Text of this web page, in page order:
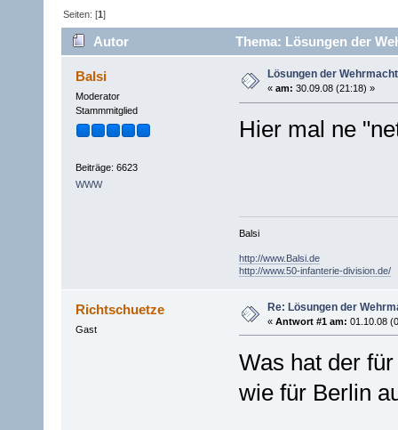
Seiten: [1]
Autor Thema: Lösungen der
Balsi
Moderator
Stammmitglied
Beiträge: 6623
WWW
Lösungen der
« am: 30.09.08 (21:18) »
Hier mal ne
Balsi
http://www.Balsi.de
http://www.50-infanterie-division.de/
Richtschuetze
Gast
Re: Lösungen der
« Antwort #1 am: 01.10.08
Was hat der
wie für Berlin